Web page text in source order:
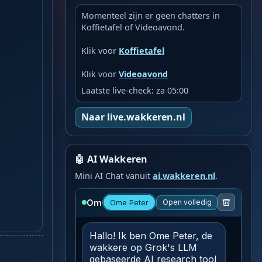
Momenteel zijn er geen chatters in
Koffietafel of Videoavond.
Klik voor Koffietafel
Klik voorVideoavond
Laatste live-check: za 05:00
Naar live.wakkeren.nl
🤖 AI Wakkeren
Mini AI Chat vanuitai.wakkeren.nl.